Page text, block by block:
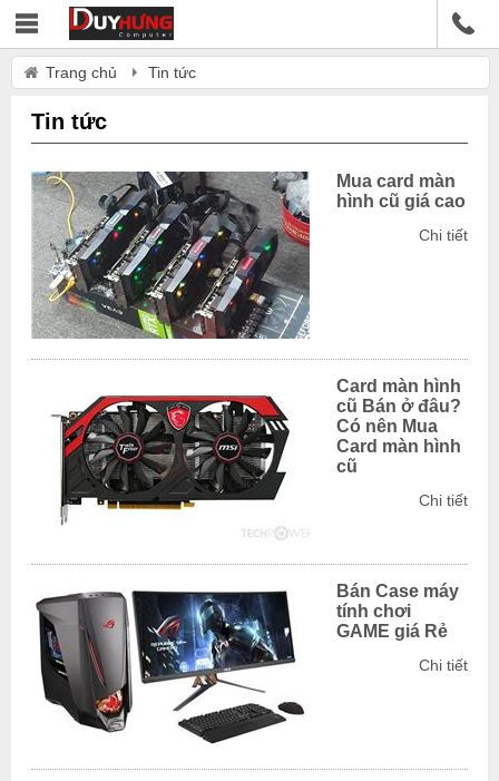
Trang chủ Tin tức
Tin tức
Mua card màn
hình cũ giá cao
Chi tiết
Card màn hình
cũ Bán ở đâu?
Có nên Mua
Card màn hình
cũ
Chi tiết
Bán Case máy
tính chơi
GAME giá Rẻ
Chi tiết